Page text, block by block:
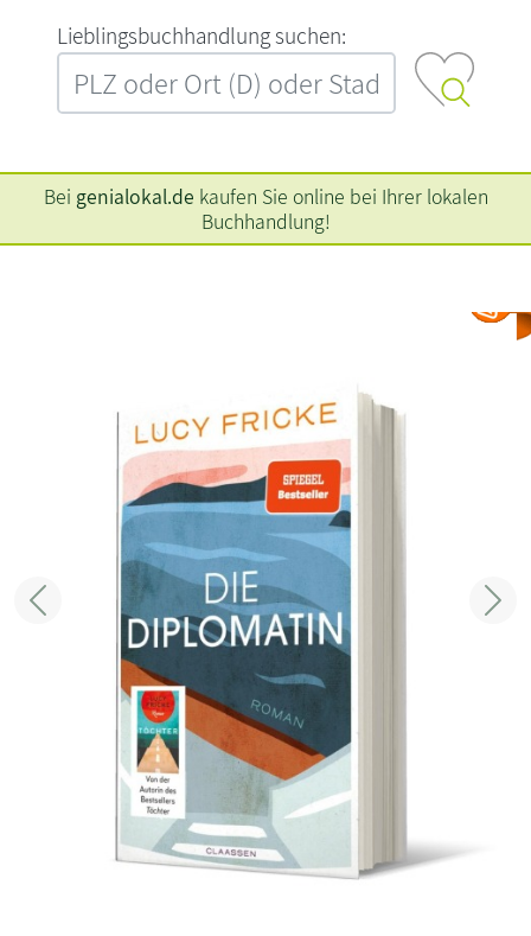
L‍i‍e‍b‍l‍i‍n‍g‍s‍b‍u‍c‍h‍h‍a‍n‍d‍l‍u‍n‍g‍ ‍s‍u‍c‍h‍e‍n‍:‍
Bei genialokal.de kaufen Sie online bei Ihrer lokalen
Buchhandlung!
Zurück